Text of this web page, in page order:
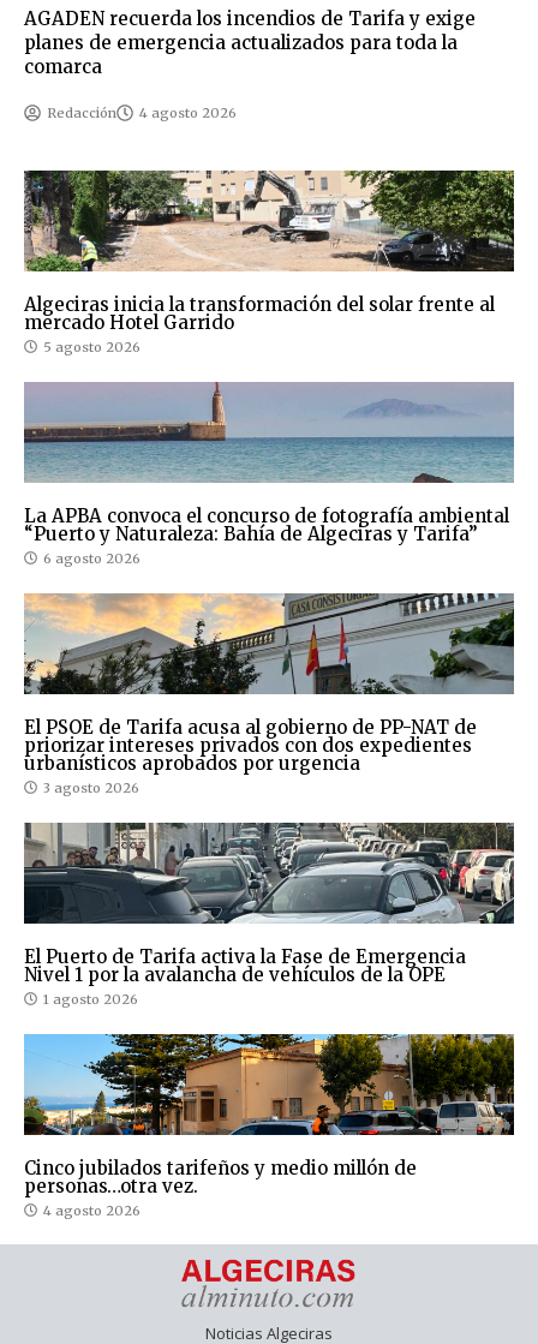
AGADEN recuerda los incendios de Tarifa y exige
planes de emergencia actualizados para toda la
comarca
Redacción 4 agosto 2026
Algeciras inicia la transformación del solar frente al
mercado Hotel Garrido
5 agosto 2026
La APBA convoca el concurso de fotografía ambiental
“Puerto y Naturaleza: Bahía de Algeciras y Tarifa”
6 agosto 2026
El PSOE de Tarifa acusa al gobierno de PP-NAT de
priorizar intereses privados con dos expedientes
urbanísticos aprobados por urgencia
3 agosto 2026
El Puerto de Tarifa activa la Fase de Emergencia
Nivel 1 por la avalancha de vehículos de la OPE
1 agosto 2026
Cinco jubilados tarifeños y medio millón de
personas…otra vez.
4 agosto 2026
Noticias Algeciras